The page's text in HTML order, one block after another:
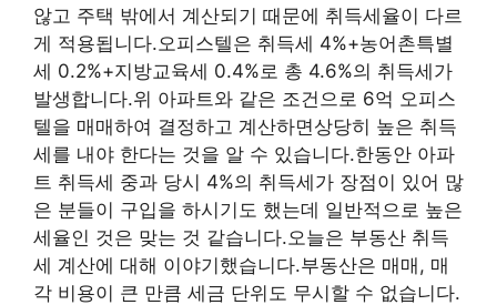
않고 주택 밖에서 계산되기 때문에 취득세율이 다르
게 적용됩니다.오피스텔은 취득세 4%+농어촌특별
세 0.2%+지방교육세 0.4%로 총 4.6%의 취득세가
발생합니다.위 아파트와 같은 조건으로 6억 오피스
텔을 매매하여 결정하고 계산하면상당히 높은 취득
세를 내야 한다는 것을 알 수 있습니다.한동안 아파
트 취득세 중과 당시 4%의 취득세가 장점이 있어 많
은 분들이 구입을 하시기도 했는데 일반적으로 높은
세율인 것은 맞는 것 같습니다.오늘은 부동산 취득
세 계산에 대해 이야기했습니다.부동산은 매매, 매
각 비용이 큰 만큼 세금 단위도 무시할 수 없습니다.